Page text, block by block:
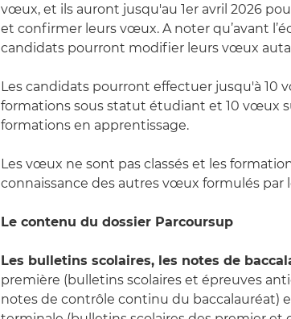
vœux, et ils auront jusqu'au 1er avril 2026
et confirmer leurs vœux. A noter qu’avant
candidats pourront modifier leurs vœux
Les candidats pourront effectuer jusqu'à 10
formations sous statut étudiant et 10 vœux
formations en apprentissage.
Les vœux ne sont pas classés et les
connaissance des autres vœux formulés par
Le contenu du dossier Parcoursup
Les bulletins scolaires, les notes de
première (bulletins scolaires et épreuves
notes de contrôle continu du baccalauréat)